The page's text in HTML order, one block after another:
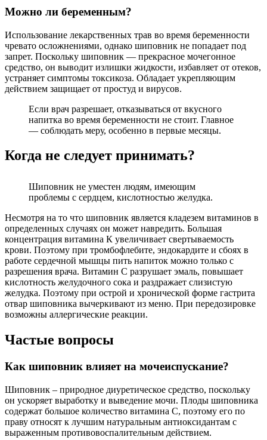
Можно ли беременным?
Использование лекарственных трав во время беременности
чревато осложнениями, однако шиповник не попадает под
запрет. Поскольку шиповник — прекрасное мочегонное
средство, он выводит излишки жидкости, избавляет от отеков,
устраняет симптомы токсикоза. Обладает укрепляющим
действием защищает от простуд и вирусов.
Если врач разрешает, отказываться от вкусного
напитка во время беременности не стоит. Главное
— соблюдать меру, особенно в первые месяцы.
Когда не следует принимать?
Шиповник не уместен людям, имеющим
проблемы с сердцем, кислотностью желудка.
Несмотря на то что шиповник является кладезем витаминов в
определенных случаях он может навредить. Большая
концентрация витамина К увеличивает свертываемость
крови. Поэтому при тромбофлебите, эндокардите и сбоях в
работе сердечной мышцы пить напиток можно только с
разрешения врача. Витамин С разрушает эмаль, повышает
кислотность желудочного сока и раздражает слизистую
желудка. Поэтому при острой и хронической форме гастрита
отвар шиповника вычеркивают из меню. При передозировке
возможны аллергические реакции.
Частые вопросы
Как шиповник влияет на мочеиспускание?
Шиповник – природное диуретическое средство, поскольку
он ускоряет выработку и выведение мочи. Плоды шиповника
содержат большое количество витамина С, поэтому его по
праву относят к лучшим натуральным антиоксидантам с
выраженным противовоспалительным действием.